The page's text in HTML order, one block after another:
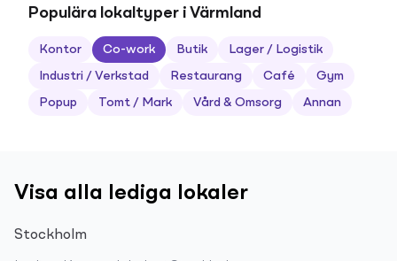
Populära lokaltyper i Värmland
Kontor Co-work Butik Lager / Logistik
Industri / Verkstad Restaurang Café Gym
Popup Tomt / Mark Vård & Omsorg Annan
Visa alla lediga lokaler
Stockholm